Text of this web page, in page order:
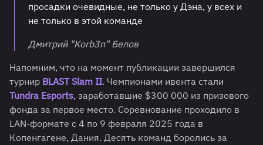
просадки очевидные, не только у Дэна, у всех и
не только в этой команде
Дмитрий "Korb3n" Белов
Напомним, что на момент публикации завершился
турнир BLAST Slam II. Чемпионами ивента стали
Tundra Esports, заработавшие $300 000 из призового
фонда за первое место. Соревнование проходило в
LAN-формате с 4 по 9 февраля 2025 года в
Копенгагене, Дания. Десять команд боролись за